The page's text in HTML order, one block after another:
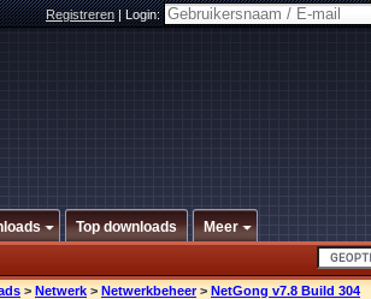
Registreren|Login:
Top downloads Meer
> Netwerk > Netwerkbeheer > NetGong v7.8 Build 304